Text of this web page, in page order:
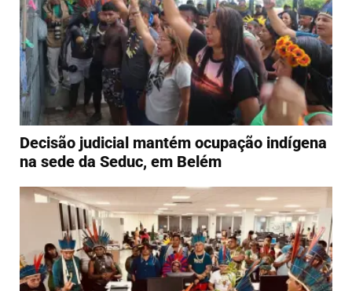
Decisão judicial mantém ocupação indígena
na sede da Seduc, em Belém